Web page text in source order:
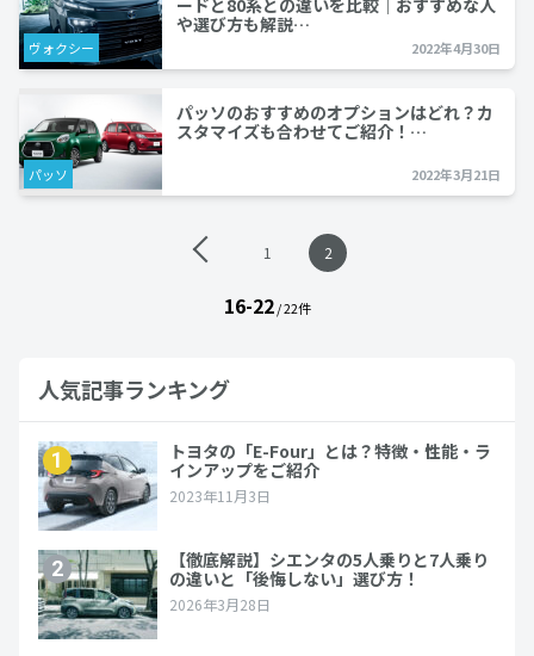
ヴォクシー
ードと80系との違いを比較｜おすすめな人
や選び方も解説…
2022年4月30日
パッソ
パッソのおすすめのオプションはどれ？カ
スタマイズも合わせてご紹介！…
2022年3月21日
ン
1 2
16-22/ 22件
人気記事ランキング